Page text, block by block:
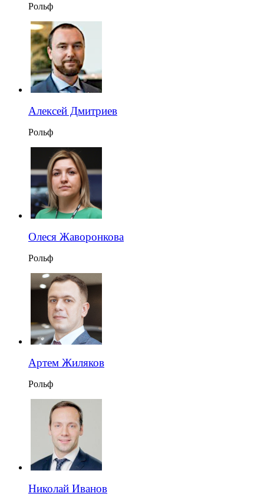
Рольф
Алексей Дмитриев
Рольф
Олеся Жаворонкова
Рольф
Артем Жиляков
Рольф
Николай Иванов